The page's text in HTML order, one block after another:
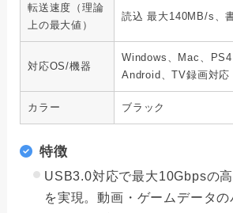
転送速度（理論
上の最大値）
読込 最大140MB/s、
対応OS/機器
Windows、Mac、
Android、TV録画対応
カラー ブラック
特徴
USB3.0対応で最大10Gbpsの
を実現。動画・ゲームデータ